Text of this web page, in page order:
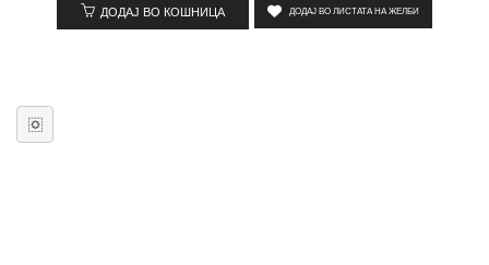
ДОДАЈ ВО КОШНИЦА ДОДАЈ ВО ЛИСТАТА НА ЖЕЛБИ